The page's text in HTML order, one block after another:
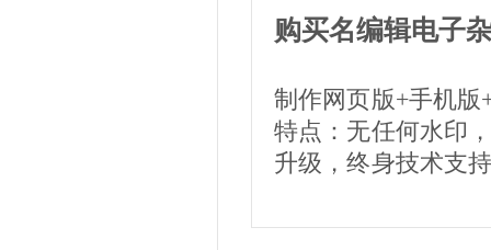
购买名编辑电子
制作网页版+手机版
特点：无任何水印
升级，终身技术支